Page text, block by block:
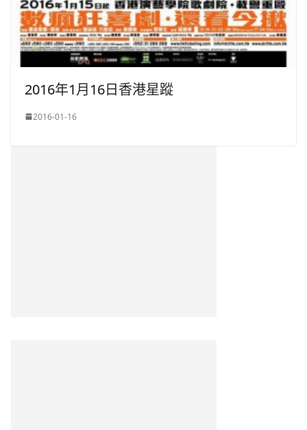
2016年1月16日香港星蹤
2016-01-16